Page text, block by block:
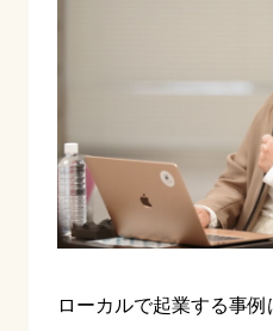
ローカルで起業する事例